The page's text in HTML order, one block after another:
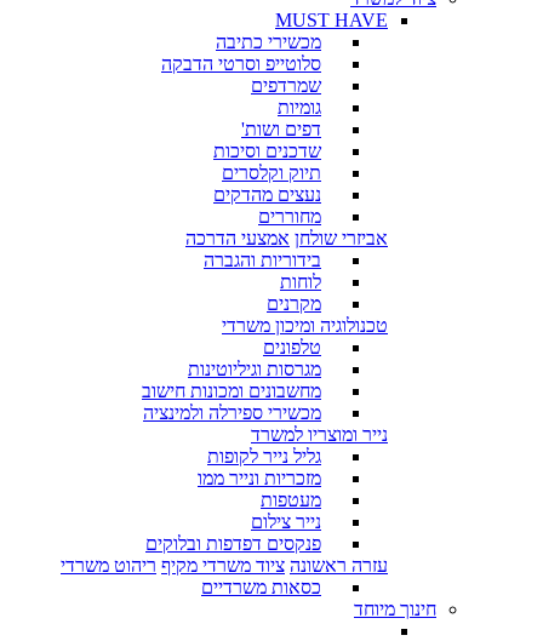
MUST HAVE
מכשירי כתיבה
סלוטייפ וסרטי הדבקה
שמרדפים
גומיות
דפים ושות'
שדכנים וסיכות
תיוק וקלסרים
נעצים מהדקים
מחוררים
אביזרי שולחן אמצעי הדרכה
בידוריות והגברה
לוחות
מקרנים
טכנולוגיה ומיכון משרדי
טלפונים
מגרסות וגיליוטינות
מחשבונים ומכונות חישוב
מכשירי ספירלה ולמינציה
נייר ומוצריו למשרד
גליל נייר לקופות
מזכריות ונייר ממו
מעטפות
נייר צילום
פנקסים דפדפות ובלוקים
עזרה ראשונה ציוד משרדי מקיף ריהוט משרדי
כסאות משרדיים
חינוך מיוחד